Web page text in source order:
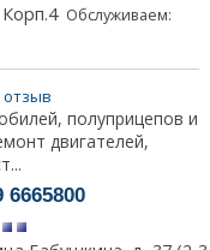
Обслуживаем:
полуприцепов и
двигателей,
6665800